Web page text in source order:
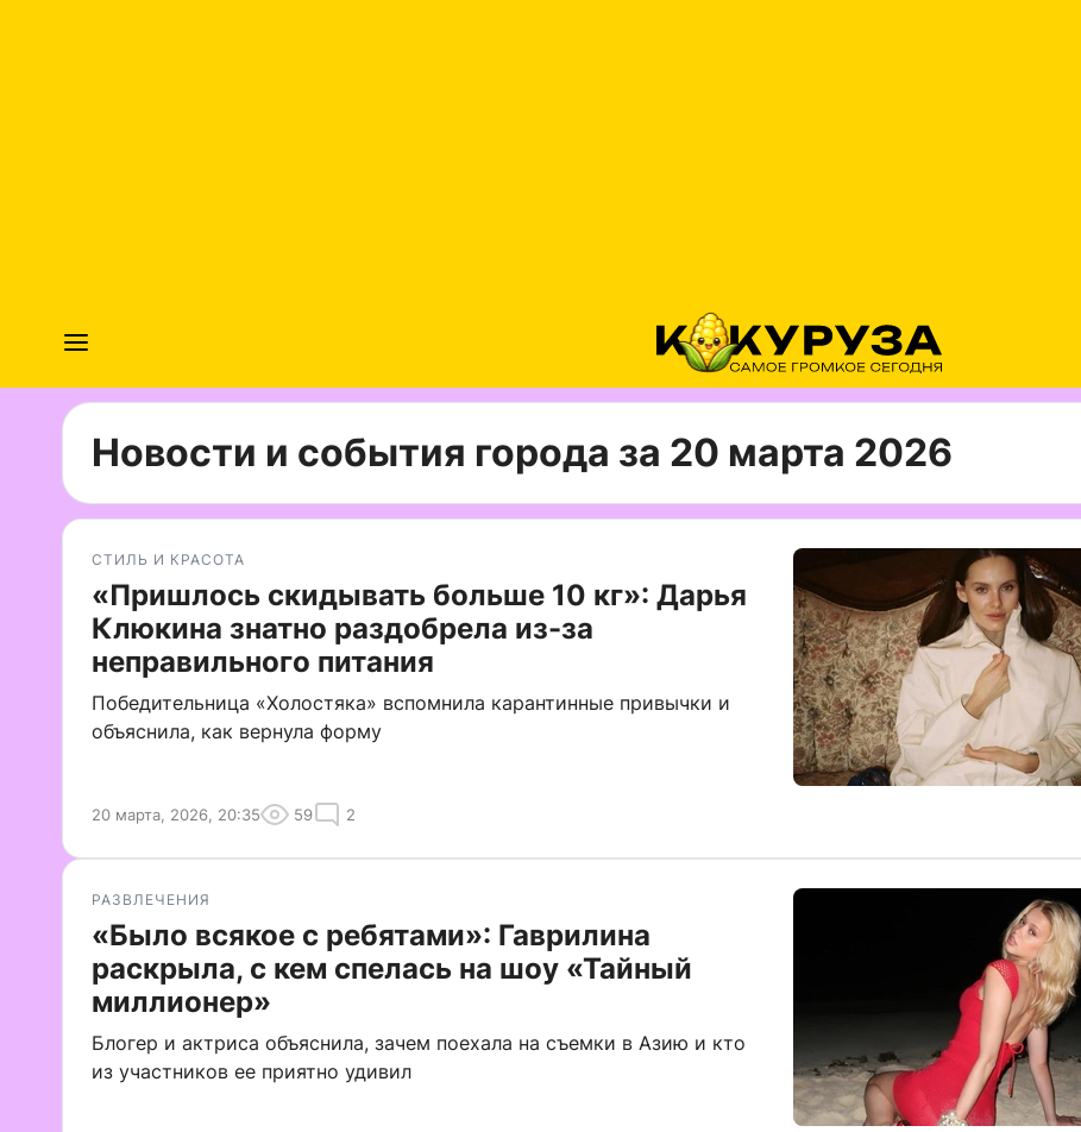
Новости и события города за 20 марта 2026
СТИЛЬ И КРАСОТА
«Пришлось скидывать больше 10 кг»: Дарья
Клюкина знатно раздобрела из-за
неправильного питания
Победительница «Холостяка» вспомнила карантинные привычки и
объяснила, как вернула форму
20 марта, 2026, 20:35 59 2
РАЗВЛЕЧЕНИЯ
«Было всякое с ребятами»: Гаврилина
раскрыла, с кем спелась на шоу «Тайный
миллионер»
Блогер и актриса объяснила, зачем поехала на съемки в Азию и кто
из участников ее приятно удивил